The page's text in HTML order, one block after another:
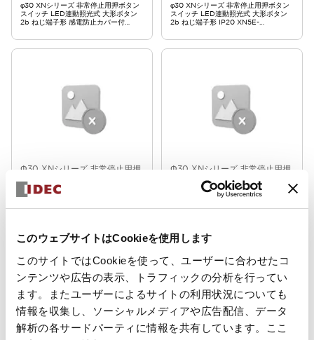
このウェブサイトはCookieを使用します
このサイトではCookieを使って、ユーザーに合わせたコ
ンテンツや広告の表示、トラフィックの分析を行ってい
ます。またユーザーによるサイトの利用状況についても
情報を収集し、ソーシャルメディアや広告配信、データ
解析の各サードパーティに情報を共有しています。ここ
φ30 XNシリーズ 非常停止用押ボタン
スイッチ LED連動照光式 大形ボタン
2b ねじ端子形 感電防止カバー付
φ30 XNシリーズ 非常停止用押ボタン
スイッチ LED連動照光式 大形ボタン
2b ねじ端子形 IP20 XN5E-
Φ30 XNシリーズ 非常停止用押
ボタンスイッチ
XN5E-LV422Q4MR
φ30 XNシリーズ 非常停止用押ボタン
スイッチ 照光式 大形ボタン 2b2a ね
LV422Q4MR
Φ30 XNシリーズ 非常停止用押
ボタンスイッチ
XN5E-LV422Q4MFR
φ30 XNシリーズ 非常停止用押ボタン
スイッチ 照光式 大形ボタン 2b2a ね